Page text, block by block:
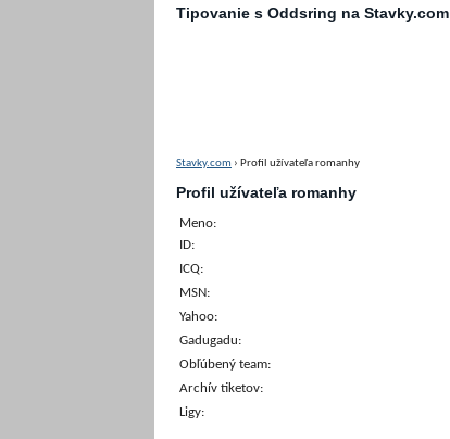
Tipovanie s Oddsring na Stavky.com
Stavky.com › Profil užívateľa romanhy
Profil užívateľa romanhy
Meno:
ID:
ICQ:
MSN:
Yahoo:
Gadugadu:
Obľúbený team:
Archív tiketov:
Ligy: